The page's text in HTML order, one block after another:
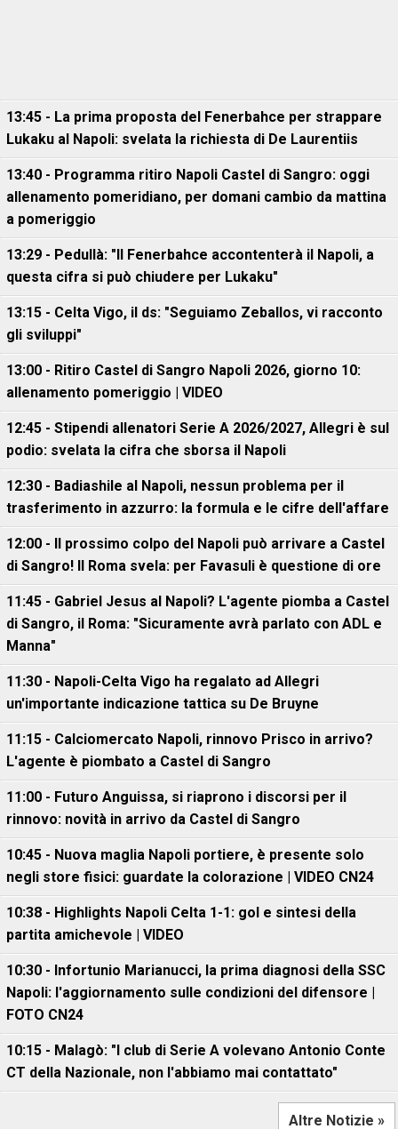
13:45 - La prima proposta del Fenerbahce per strappare
Lukaku al Napoli: svelata la richiesta di De Laurentiis
13:40 - Programma ritiro Napoli Castel di Sangro: oggi
allenamento pomeridiano, per domani cambio da mattina
a pomeriggio
13:29 - Pedullà: "Il Fenerbahce accontenterà il Napoli, a
questa cifra si può chiudere per Lukaku"
13:15 - Celta Vigo, il ds: "Seguiamo Zeballos, vi racconto
gli sviluppi"
13:00 - Ritiro Castel di Sangro Napoli 2026, giorno 10:
allenamento pomeriggio | VIDEO
12:45 - Stipendi allenatori Serie A 2026/2027, Allegri è sul
podio: svelata la cifra che sborsa il Napoli
12:30 - Badiashile al Napoli, nessun problema per il
trasferimento in azzurro: la formula e le cifre dell'affare
12:00 - Il prossimo colpo del Napoli può arrivare a Castel
di Sangro! Il Roma svela: per Favasuli è questione di ore
11:45 - Gabriel Jesus al Napoli? L'agente piomba a Castel
di Sangro, il Roma: "Sicuramente avrà parlato con ADL e
Manna"
11:30 - Napoli-Celta Vigo ha regalato ad Allegri
un'importante indicazione tattica su De Bruyne
11:15 - Calciomercato Napoli, rinnovo Prisco in arrivo?
L'agente è piombato a Castel di Sangro
11:00 - Futuro Anguissa, si riaprono i discorsi per il
rinnovo: novità in arrivo da Castel di Sangro
10:45 - Nuova maglia Napoli portiere, è presente solo
negli store fisici: guardate la colorazione | VIDEO CN24
10:38 - Highlights Napoli Celta 1-1: gol e sintesi della
partita amichevole | VIDEO
10:30 - Infortunio Marianucci, la prima diagnosi della SSC
Napoli: l'aggiornamento sulle condizioni del difensore |
FOTO CN24
10:15 - Malagò: "I club di Serie A volevano Antonio Conte
CT della Nazionale, non l'abbiamo mai contattato"
Altre Notizie »